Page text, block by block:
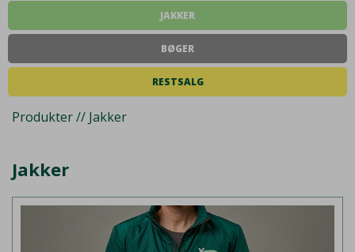
JAKKER
BØGER
RESTSALG
Produkter // Jakker
Jakker